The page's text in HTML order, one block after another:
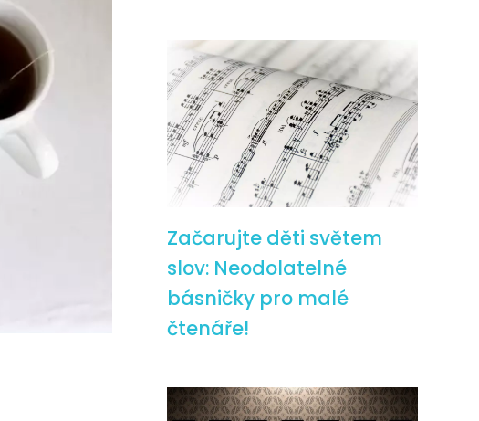
Začarujte děti světem
slov: Neodolatelné
básničky pro malé
čtenáře!